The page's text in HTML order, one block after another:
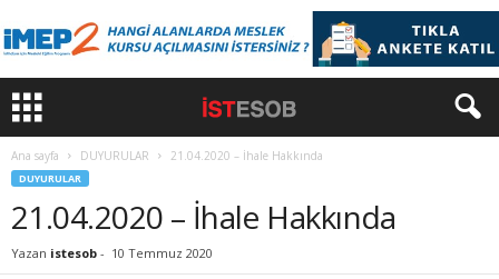
Ana sayfa DUYURULAR 21.04.2020 – İhale Hakkında
DUYURULAR
21.04.2020 – İhale Hakkında
Yazan istesob - 10 Temmuz 2020